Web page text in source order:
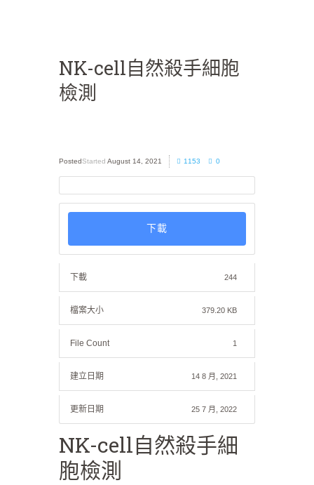
NK-cell自然殺手細胞
檢測
Started August 14, 2021 1153 0
下載
下載 244
檔案大小 379.20 KB
File Count 1
建立日期 14 8 月, 2021
更新日期 25 7 月, 2022
NK-cell自然殺手細
胞檢測